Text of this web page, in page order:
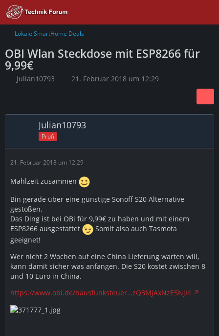
Lokale SmartHome Deals
OBI Wlan Steckdose mit ESP8266 für
9,99€
Julian10793 21. Februar 2018 um 12:29
Julian10793
Profi
21. Februar 2018 um 12:29
Mahlzeit zusammen
Bin gerade über eine günstige Sonoff S20 Alternative
gestoßen.
Das Ding ist bei OBi für 9,99€ zu haben und mit einem
ESP8266 ausgestattet
Somit also auch Tasmota
geeignet!
Wer nicht 2 Wochen auf eine China Lieferung warten will,
kann damit sicher was anfangen. Die S20 kostet zwischen 8
und 10 Euro in China.
https://www.obi.de/hausfunksteuer…zQ3MjAxNzE5NjI4